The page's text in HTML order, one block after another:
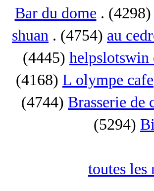
Bar du dome . (4298)
shuan . (4754) au
(4445) helpslotswin
(4168) L olympe cafe
(4744) Brasserie de
(5294)
toutes les